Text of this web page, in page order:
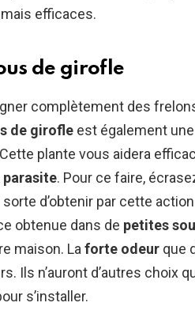
efficaces.
de girofle
complètement des
de girofle est également
plante vous aidera
parasite. Pour ce faire,
d’obtenir par cette
obtenue dans de petites
maison. Laforte odeur que
Ils n’auront d’autres choix
s’installer.